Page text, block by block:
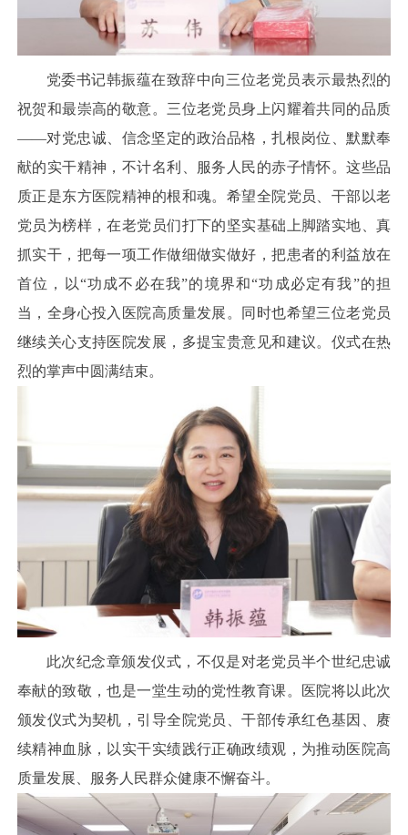
党委书记韩振蕴在致辞中向三位老党员表示最热烈的
祝贺和最崇高的敬意。三位老党员身上闪耀着共同的品质
——对党忠诚、信念坚定的政治品格，扎根岗位、默默奉
献的实干精神，不计名利、服务人民的赤子情怀。这些品
质正是东方医院精神的根和魂。希望全院党员、干部以老
党员为榜样，在老党员们打下的坚实基础上脚踏实地、真
抓实干，把每一项工作做细做实做好，把患者的利益放在
首位，以“功成不必在我”的境界和“功成必定有我”的担
当，全身心投入医院高质量发展。同时也希望三位老党员
继续关心支持医院发展，多提宝贵意见和建议。仪式在热
烈的掌声中圆满结束。
此次纪念章颁发仪式，不仅是对老党员半个世纪忠诚
奉献的致敬，也是一堂生动的党性教育课。医院将以此次
颁发仪式为契机，引导全院党员、干部传承红色基因、赓
续精神血脉，以实干实绩践行正确政绩观，为推动医院高
质量发展、服务人民群众健康不懈奋斗。